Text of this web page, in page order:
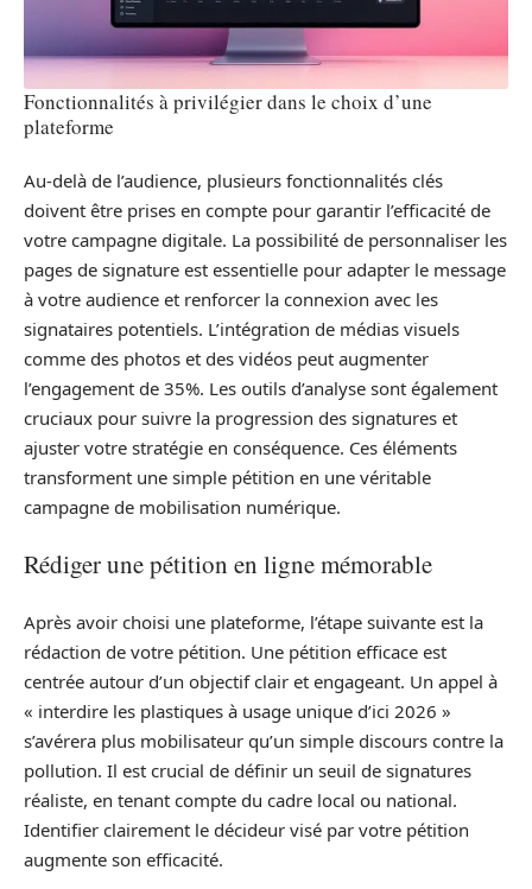
Fonctionnalités à privilégier dans le choix d’une
plateforme
Au-delà de l’audience, plusieurs fonctionnalités clés
doivent être prises en compte pour garantir l’efficacité de
votre campagne digitale. La possibilité de personnaliser les
pages de signature est essentielle pour adapter le message
à votre audience et renforcer la connexion avec les
signataires potentiels. L’intégration de médias visuels
comme des photos et des vidéos peut augmenter
l’engagement de 35%. Les outils d’analyse sont également
cruciaux pour suivre la progression des signatures et
ajuster votre stratégie en conséquence. Ces éléments
transforment une simple pétition en une véritable
campagne de mobilisation numérique.
Rédiger une pétition en ligne mémorable
Après avoir choisi une plateforme, l’étape suivante est la
rédaction de votre pétition. Une pétition efficace est
centrée autour d’un objectif clair et engageant. Un appel à
« interdire les plastiques à usage unique d’ici 2026 »
s’avérera plus mobilisateur qu’un simple discours contre la
pollution. Il est crucial de définir un seuil de signatures
réaliste, en tenant compte du cadre local ou national.
Identifier clairement le décideur visé par votre pétition
augmente son efficacité.